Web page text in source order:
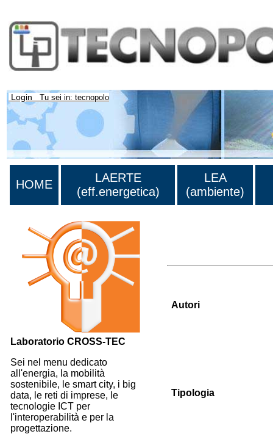
Login Tu sei in: tecnopolo
HOME
LAERTE
(eff.energetica)
LEA
(ambiente)
Laboratorio CROSS-TEC
Sei nel menu dedicato
all'energia, la mobilità
sostenibile, le smart city, i big
data, le reti di imprese, le
tecnologie ICT per
l'interoperabilità e per la
progettazione.
Autori
Tipologia